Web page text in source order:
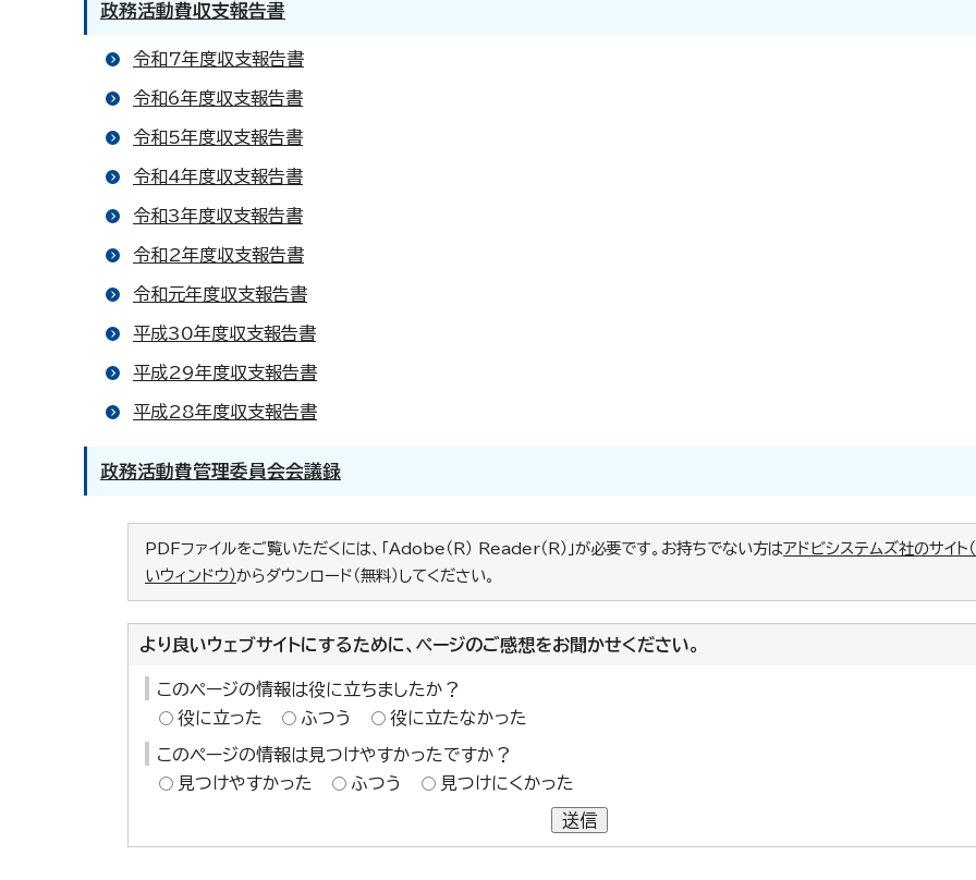
政務活動費収支報告書
令和7年度収支報告書
令和6年度収支報告書
令和5年度収支報告書
令和4年度収支報告書
令和3年度収支報告書
令和2年度収支報告書
令和元年度収支報告書
平成30年度収支報告書
平成29年度収支報告書
平成28年度収支報告書
政務活動費管理委員会会議録
PDFファイルをご覧いただくには、「Adobe（R） Reader（R）」が必要です。お持ちでない方はアドビシステムズ社のサイト
いウィンドウ）からダウンロード（無料）してください。
より良いウェブサイトにするために、ページのご感想をお聞かせください。
このページの情報は役に立ちましたか？
役に立った
ふつう 役に立たなかった
このページの情報は見つけやすかったですか？
見つけやすかった
ふつう 見つけにくかった
送信